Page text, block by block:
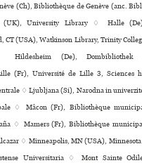
(Ch), Bibliothèque de Genève (anc.
(UK), University Library ♢ Halle
CT (USA), Watkinson Library, Trinity
♢ Hildesheim (De),
(Fr), Université de Lille 3, Sciences
♢ Ljubljana (Si), Narodna in
♢ Mâcon (Fr), Bibliothèque
♢ Mamers (Fr), Bibliothèque
♢ Minneapolis, MN (USA),
Universitaria ♢ Mont Sainte